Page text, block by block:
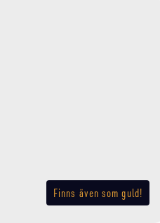
Finns även som guld!